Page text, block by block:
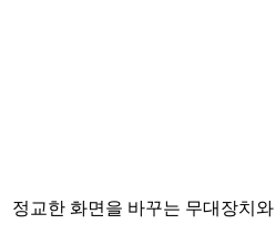
정교한 화면을 바꾸는 무대장치와